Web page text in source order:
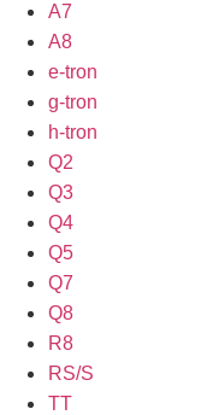
A7
A8
e-tron
g-tron
h-tron
Q2
Q3
Q4
Q5
Q7
Q8
R8
RS/S
TT